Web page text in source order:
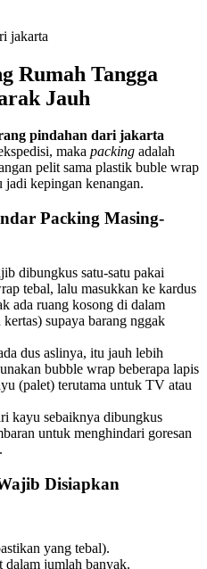
Rumah Tangga
Jauh
pindahan dari jakarta
maka packing adalah
pelit sama plastik buble wrap
kepingan kenangan.
Packing Masing-
dibungkus satu-satu pakai
tebal, lalu masukkan ke kardus
ada ruang kosong di dalam
supaya barang nggak
dus aslinya, itu jauh lebih
bubble wrap beberapa lapis
(palet) terutama untuk TV atau
kayu sebaiknya dibungkus
untuk menghindari goresan
Disiapkan
yang tebal).
dalam jumlah banyak.